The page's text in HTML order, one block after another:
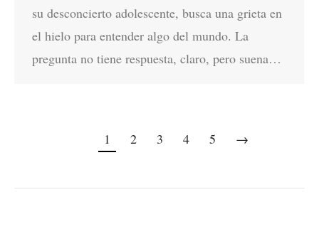
su desconcierto adolescente, busca una grieta en
el hielo para entender algo del mundo. La
pregunta no tiene respuesta, claro, pero suena…
1 2 3 4 5 →